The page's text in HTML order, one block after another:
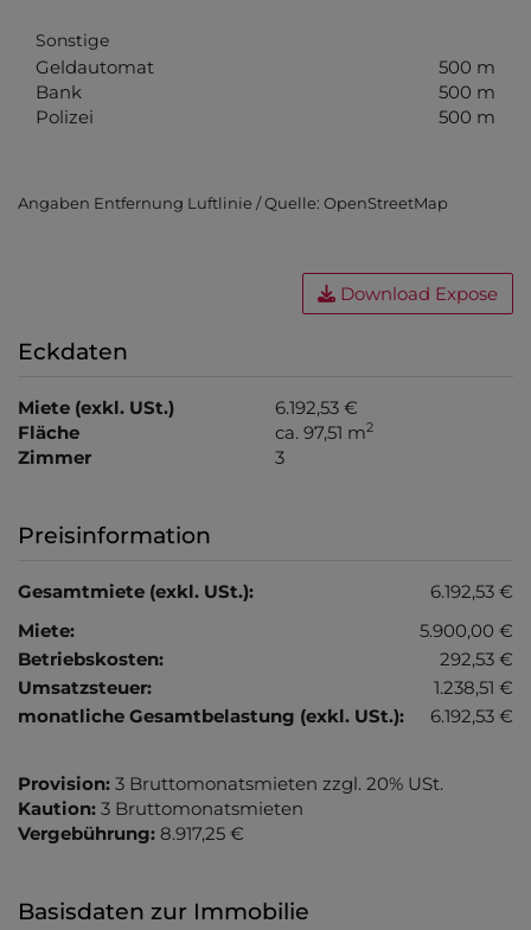
Sonstige
Geldautomat
500 m
Bank
500 m
Polizei
500 m
Angaben Entfernung Luftlinie / Quelle: OpenStreetMap
Download Expose
Eckdaten
Miete (exkl. USt.)
6.192,53 €
Fläche
ca. 97,51 m2
Zimmer 3
Preisinformation
Gesamtmiete (exkl. USt.):
6.192,53 €
Miete:
5.900,00 €
Betriebskosten:
292,53 €
Umsatzsteuer:
1.238,51 €
monatliche Gesamtbelastung (exkl. USt.):
6.192,53 €
Provision: 3 Bruttomonatsmieten zzgl. 20% USt.
Kaution: 3 Bruttomonatsmieten
Vergebührung: 8.917,25 €
Basisdaten zur Immobilie